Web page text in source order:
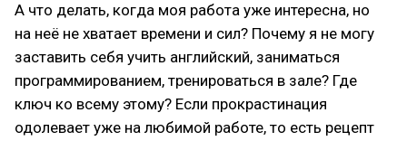
А что делать, когда моя работа уже интересна, но
на неё не хватает времени и сил? Почему я не могу
заставить себя учить английский, заниматься
программированием, тренироваться в зале? Где
ключ ко всему этому? Если прокрастинация
одолевает уже на любимой работе, то есть рецепт